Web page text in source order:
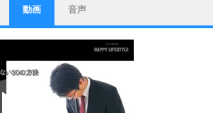
ストレス対策
他人と比べない。
いっそのこと、他人を見ない。
いらいらしない人になる30の方法
ポジティブになれない原因は、行動しないから。
ポジティブ思考になる30の方法
動画 音声